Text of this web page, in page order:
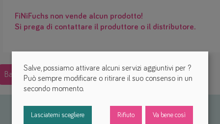
FiNiFuchs non vende alcun prodotto!
Si prega di contattare il produttore o il distributore.
Back
Salve, possiamo attivare alcuni servizi aggiuntivi per ?
Può sempre modificare o ritirare il suo consenso in un
secondo momento.
Lasciatemi scegliere Rifiuto Va bene così